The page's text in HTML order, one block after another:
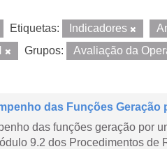
Etiquetas: Indicadores
Grupos: Avaliação da
das Funções Geração
das funções geração por
9.2 dos Procedimentos de